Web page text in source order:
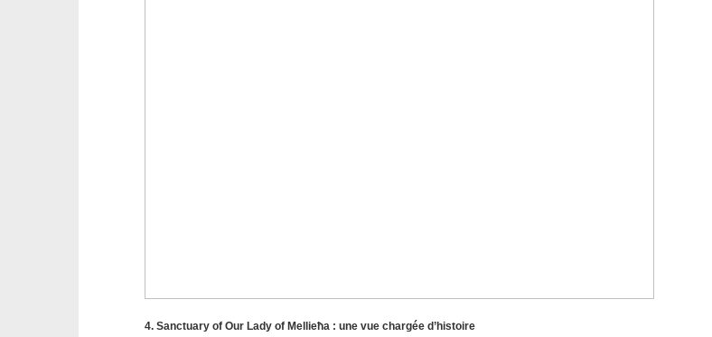
4. Sanctuary of Our Lady of Mellieħa : une vue chargée d’histoire